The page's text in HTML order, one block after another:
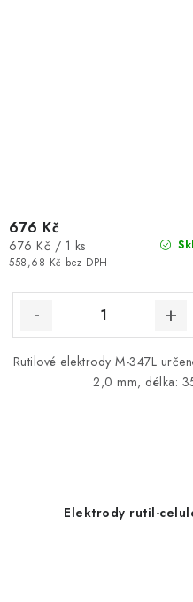
558,68 Kč bez DPH
676 Kč
Měrná
cena:
676 Kč / 1 ks
Rutilové elektrody M-347L
2,0 mm, délka:
Elektrody rutil-